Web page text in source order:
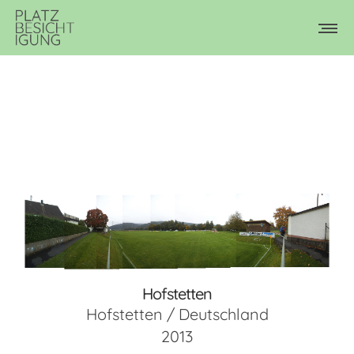
Hofstetten
Hofstetten / Deutschland
2013